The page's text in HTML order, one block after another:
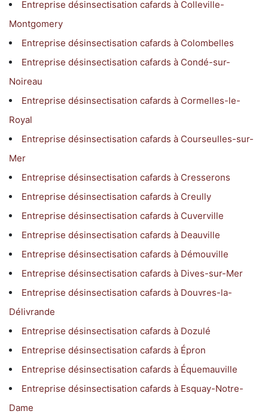
Entreprise désinsectisation cafards à Colleville-
Montgomery
Entreprise désinsectisation cafards à Colombelles
Entreprise désinsectisation cafards à Condé-sur-
Noireau
Entreprise désinsectisation cafards à Cormelles-le-
Royal
Entreprise désinsectisation cafards à Courseulles-sur-
Mer
Entreprise désinsectisation cafards à Cresserons
Entreprise désinsectisation cafards à Creully
Entreprise désinsectisation cafards à Cuverville
Entreprise désinsectisation cafards à Deauville
Entreprise désinsectisation cafards à Démouville
Entreprise désinsectisation cafards à Dives-sur-Mer
Entreprise désinsectisation cafards à Douvres-la-
Délivrande
Entreprise désinsectisation cafards à Dozulé
Entreprise désinsectisation cafards à Épron
Entreprise désinsectisation cafards à Équemauville
Entreprise désinsectisation cafards à Esquay-Notre-
Dame